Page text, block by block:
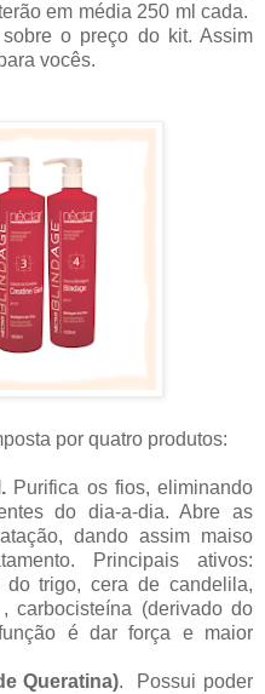
em média 250 ml cada.
o preço do kit. Assim
vocês.
por quatro produtos:
Purifica os fios, eliminando
do dia-a-dia. Abre as
dando assim maiso
Principais ativos:
do trigo, cera de candelila,
carbocisteína (derivado do
é dar força e maior
Queratina). Possui poder